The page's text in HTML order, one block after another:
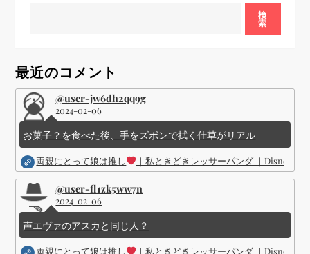
シ
ョ
ン
検
索
最近のコメント
@user-jw6dh2qq9g
2024-02-06
お菓子？を食べた後、手をズボンで拭く仕草がリアル
両親にとって娘は推し ｜私ときどきレッサーパンダ ｜Disney (
@user-fl1zk5ww7n
2024-02-06
声エヴァのアスカと同じ人？
両親にとって娘は推し ｜私ときどきレッサーパンダ ｜Disney (